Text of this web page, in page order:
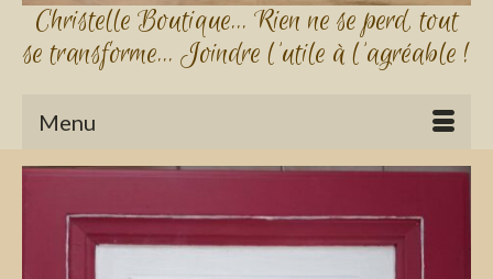
Christelle Boutique... Rien ne se perd, tout
se transforme... Joindre l'utile à l'agréable !
Menu